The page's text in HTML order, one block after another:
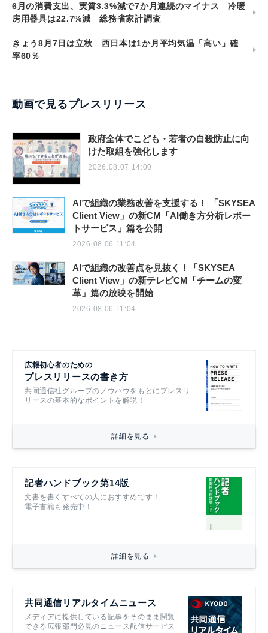
6月の消費支出、実質3.3%減で7か月連続のマイナス 冷暖
房用器具は22.7%減 総務省家計調査
きょう8月7日は立秋 西日本は1か月平均気温「高い」確
率60％
動画で見るプレスリリース
政府全体でこども・若者の自殺防止に向
けた取組を強化します
2026.08.07 14:00
AIで組織の業務改善を支援する！ 「SKYSEA
Client View」の新CM「AI働き方分析レポー
トサービス」篇を公開
2026.08.06 11:04
AIで組織の改善点を見抜く！「SKYSEA
Client View」の新テレビCM「チームの変
革」篇の放映を開始
2026.08.06 11:04
広報初心者のための
プレスリリースの書き方
共同通信社グループのノウハウをもとにプレスリ
リースの基本的なポイントを解説！
詳細を見る
記者ハンドブック第14版
文書を書くすべての人におすすめです！
電子書籍も発売中！
詳細を見る
共同通信リアルタイムニュース
メディアに提供している記事をそのまま閲覧
できる広報部門必見のニュース配信サービス